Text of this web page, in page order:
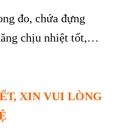
đo, chứa đựng
chịu nhiệt tốt,…
XIN VUI LÒNG